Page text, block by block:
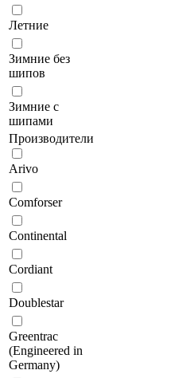
Летние
Зимние без
шипов
Зимние с
шипами
Производители
Arivo
Comforser
Continental
Cordiant
Doublestar
Greentrac
(Engineered in
Germany)